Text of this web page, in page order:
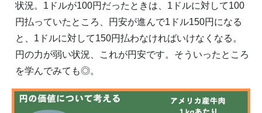
状況。1ドルが100円だったときは、1ドルに対して100
円払っていたところ、円安が進んで1ドル150円になる
と、1ドルに対して150円払わなければいけなくなる。
円の力が弱い状況、これが円安です。そういったところ
を学んでみても◎。